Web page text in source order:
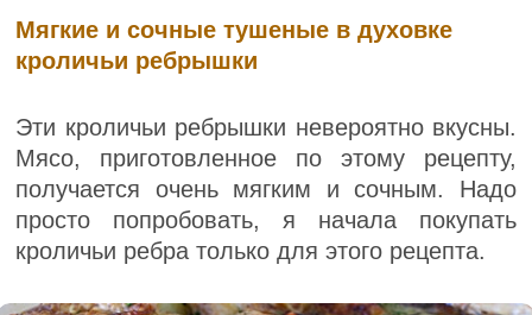
Мягкие и сочные тушеные в духовке
кроличьи ребрышки
Эти кроличьи ребрышки невероятно вкусны.
Мясо, приготовленное по этому рецепту,
получается очень мягким и сочным. Надо
просто попробовать, я начала покупать
кроличьи ребра только для этого рецепта.